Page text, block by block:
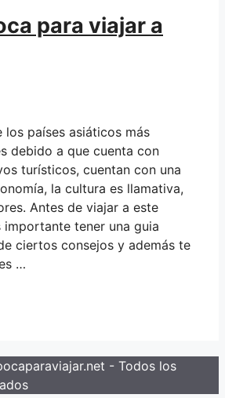
para viajar a
los países asiáticos más
debido a que cuenta con
turísticos, cuentan con una
la cultura es llamativa,
Antes de viajar a este
importante tener una guia
ciertos consejos y además te
…
- Todos los